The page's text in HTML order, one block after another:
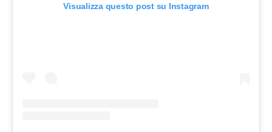
Visualizza questo post su Instagram